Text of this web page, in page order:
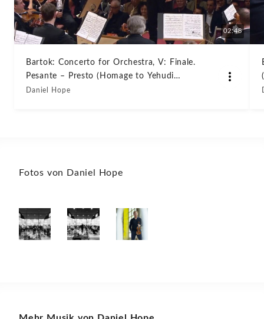
02:48
Bartok: Concerto for Orchestra, V: Finale.
Pesante – Presto (Homage to Yehudi
Menuhin)
Daniel Hope
Fotos von Daniel Hope